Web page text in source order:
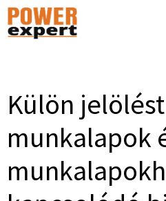
Külön
munkalapok